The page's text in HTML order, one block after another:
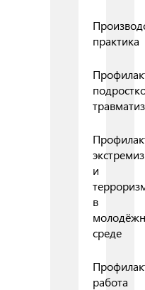
практика
и
в
среде
работа